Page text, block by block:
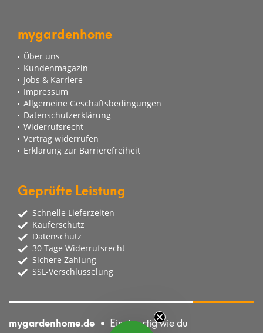
mygardenhome
Über uns
Kundenmagazin
Jobs & Karriere
Impressum
Allgemeine Geschäftsbedingungen
Datenschutzerklärung
Widerrufsrecht
Vertrag widerrufen
Erklärung zur Barrierefreiheit
Geprüfte Leistung
Schnelle Lieferzeiten
Käuferschutz
Datenschutz
30 Tage Widerrufsrecht
Sichere Zahlung
SSL-Verschlüsselung
mygardenhome.de Einzigartig wie du